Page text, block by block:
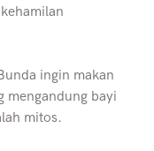
ingin makan
mengandung bayi
mitos.